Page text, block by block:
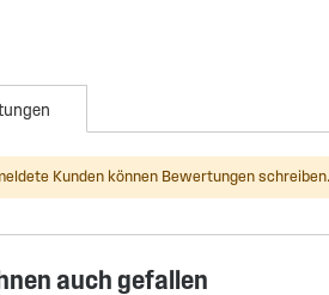
Kunden können Bewertungen
auch gefallen